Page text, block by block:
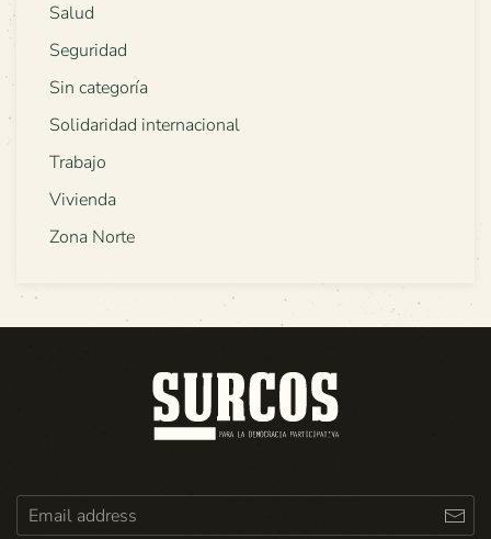
Salud
Seguridad
Sin categoría
Solidaridad internacional
Trabajo
Vivienda
Zona Norte